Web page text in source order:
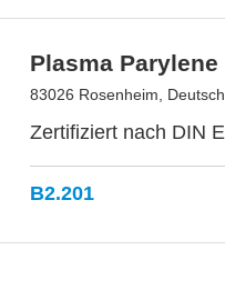
Plasma
83026 Rosenheim,
Zertifiziert nach DIN
B2.201